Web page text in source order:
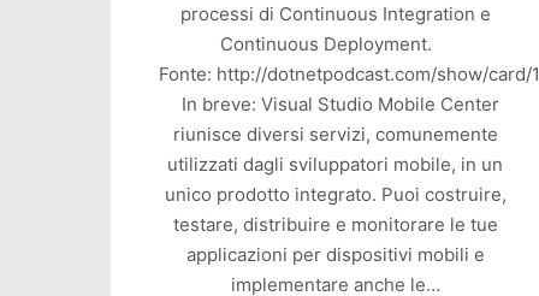
processi di Continuous Integration e
Continuous Deployment.
Fonte: http://dotnetpodcast.com/show/card/
In breve: Visual Studio Mobile Center
riunisce diversi servizi, comunemente
utilizzati dagli sviluppatori mobile, in un
unico prodotto integrato. Puoi costruire,
testare, distribuire e monitorare le tue
applicazioni per dispositivi mobili e
implementare anche le…